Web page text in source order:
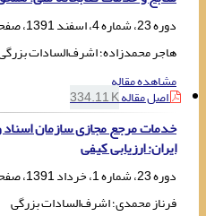
دوره 23، شماره 4، اسفند 1391، صفحه
هاجر محمدزاده؛ اشرف‌السادات
مشاهده مقاله
اصل مقاله334.11 K
خدمات مرجع مجازی سازمان اسناد
ایران: ارزیابی کیفی
دوره 23، شماره 1، خرداد 1391، صفحه
فرناز محمدی؛ اشرف‌السادات بزرگی